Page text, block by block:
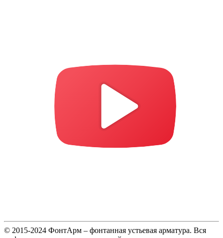
© 2015-2024 ФонтАрм – фонтанная устьевая арматура. Вся